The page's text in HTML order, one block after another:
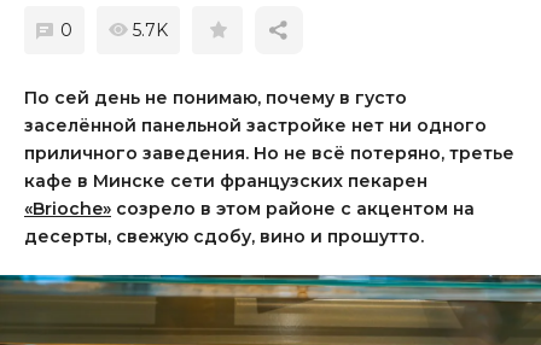
0 5.7K
По сей день не понимаю, почему в густо
заселённой панельной застройке нет ни одного
приличного заведения. Но не всё потеряно, третье
кафе в Минске сети французских пекарен
«Brioche» созрело в этом районе с акцентом на
десерты, свежую сдобу, вино и прошутто.